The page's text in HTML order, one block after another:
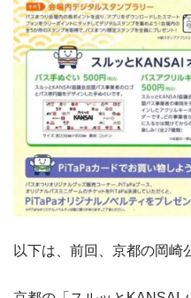
以下は、前回、京都の岡崎